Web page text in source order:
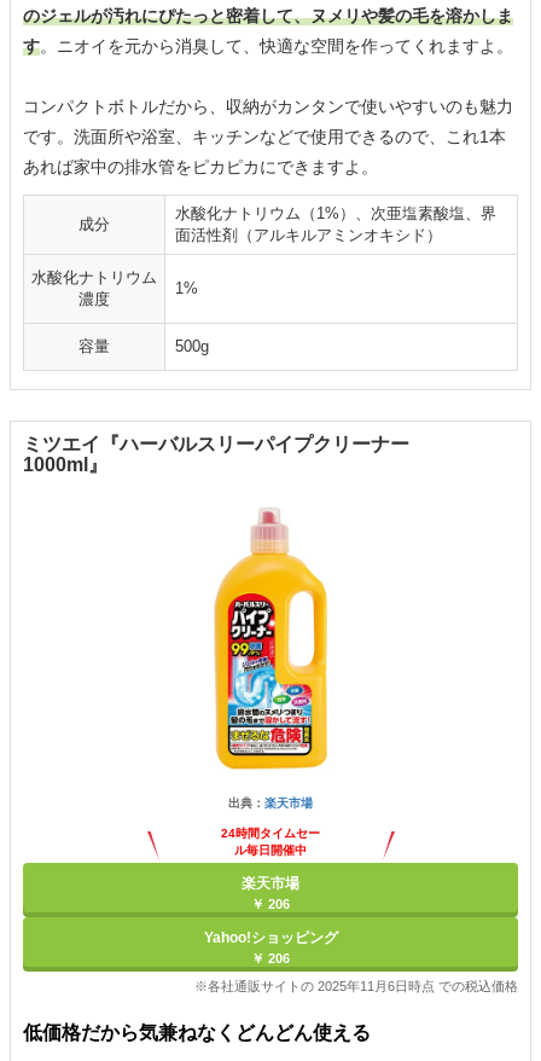
のジェルが汚れにぴたっと密着して、ヌメリや髪の毛を溶かしま
す。ニオイを元から消臭して、快適な空間を作ってくれますよ。
コンパクトボトルだから、収納がカンタンで使いやすいのも魅力
です。洗面所や浴室、キッチンなどで使用できるので、これ1本
あれば家中の排水管をピカピカにできますよ。
成分
水酸化ナトリウム（1%）、次亜塩素酸塩、界
面活性剤（アルキルアミンオキシド）
水酸化ナトリウム
濃度
1%
容量 500g
ミツエイ『ハーバルスリーパイプクリーナー
1000ml』
出典： 楽天市場
24時間タイムセー
ル毎日開催中
楽天市場
￥ 206
Yahoo!ショッピング
￥ 206
※各社通販サイトの 2025年11月6日時点 での税込価格
低価格だから気兼ねなくどんどん使える